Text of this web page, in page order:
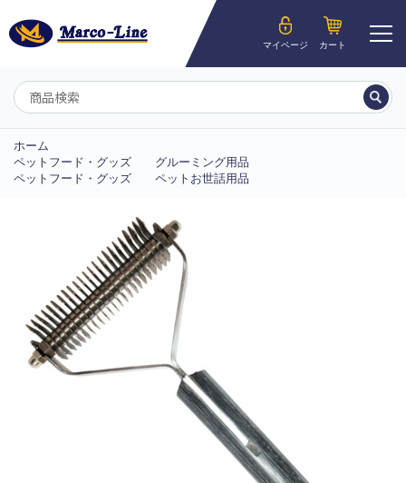
マイページ カート
ホーム
ペットフード・グッズ
グルーミング用品
ペットフード・グッズ
ペットお世話用品
ようこそ__MEMBER_LASTNAME__様
マイページ
北海道・沖縄のお客様には一部送料のご負担をお願いいたします。割引サービスは一